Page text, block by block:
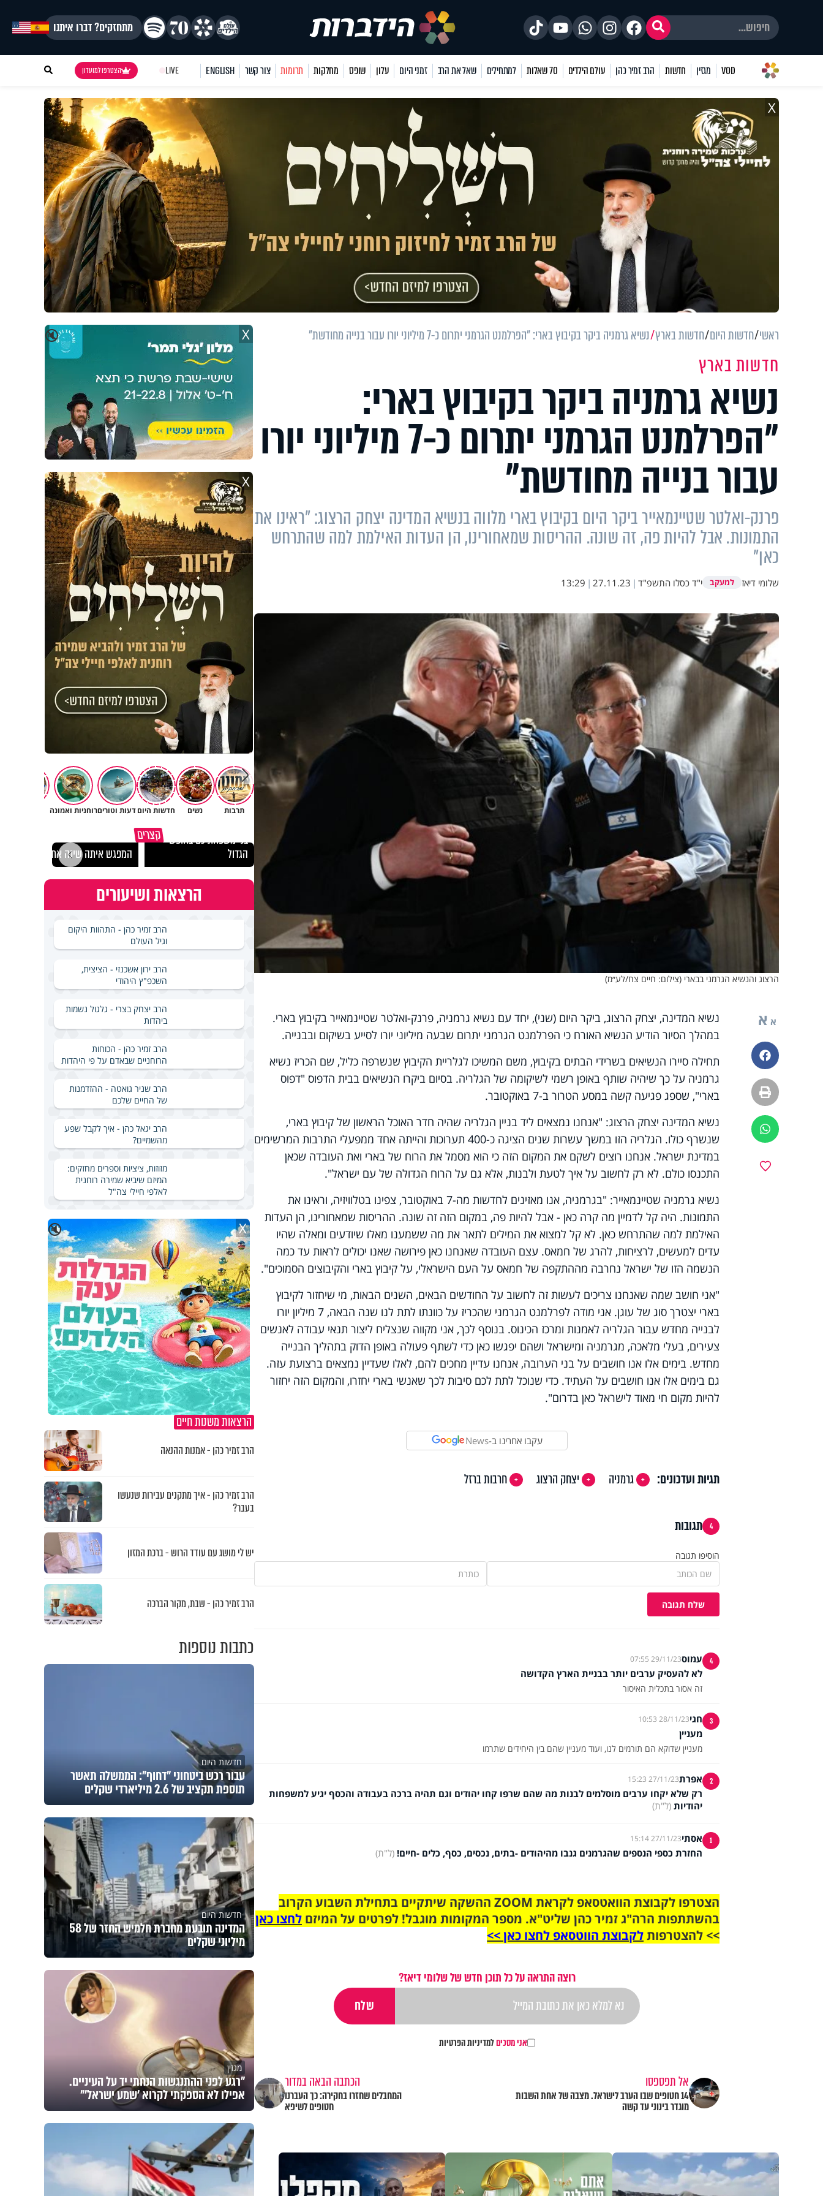
מתחזקים? דברו איתנו
VOD מגזין חדשות הרב זמיר כהן עולם הילדים 70 שאלות למתחילים שאל את הרב זמני היום עלון שופס מחלקות תרומות צור קשר ENGLISH
LIVE הצטרפו למועדון
X
ראשי חדשות היום חדשות בארץ נשיא גרמניה ביקר בקיבוץ בארי: "הפרלמנט הגרמני יתרום כ-7 מיליוני יורו עבור בנייה מחודשת"
חדשות בארץ
נשיא גרמניה ביקר בקיבוץ בארי:
"הפרלמנט הגרמני יתרום כ-7 מיליוני יורו
עבור בנייה מחודשת"
פרנק-ואלטר שטיינמאייר ביקר היום בקיבוץ בארי מלווה בנשיא המדינה יצחק הרצוג: "ראינו את
התמונות. אבל להיות פה, זה שונה. ההריסות שמאחורינו, הן העדות האילמת למה שהתרחש
כאן"
שלומי דיאז למעקב י"ד כסלו התשפ"ד |
27.11.23
|
13:29
הרצוג והנשיא הגרמני בבארי (צילום: חיים צח/לע״מ)
א א
פייסבוק
הדפסה
ווטסאפ
נשיא המדינה, יצחק הרצוג, ביקר היום (שני), יחד עם נשיא גרמניה, פרנק-ואלטר שטיינמאייר בקיבוץ בארי.
במהלך הסיור הודיע הנשיא האורח כי הפרלמנט הגרמני יתרום שבעה מיליוני יורו לסייע בשיקום ובבנייה.
תחילה סיירו הנשיאים בשרידי הבתים בקיבוץ, משם המשיכו לגלריית הקיבוץ שנשרפה כליל, שם הכריז נשיא
גרמניה על כך שיהיה שותף באופן רשמי לשיקומה של הגלריה. בסיום ביקרו הנשיאים בבית הדפוס "דפוס
בארי", שספג פגיעה קשה במסע הטרור ב-7 באוקטובר.
נשיא המדינה יצחק הרצוג: "אנחנו נמצאים ליד בניין הגלריה שהיה חדר האוכל הראשון של קיבוץ בארי,
שנשרף כולו. הגלריה הזו במשך עשרות שנים הציגה כ-400 תערוכות והייתה אחד ממפעלי התרבות המרשימים
במדינת ישראל. אנחנו רוצים לשקם את המקום הזה כי הוא מסמל את הרוח של בארי ואת העובדה שכאן
התכנסו כולם. לא רק לחשוב על איך לטעת ולבנות, אלא גם על הרוח הגדולה של עם ישראל".
נשיא גרמניה שטיינמאייר: "בגרמניה, אנו מאזינים לחדשות מה-7 באוקטובר, צפינו בטלוויזיה, וראינו את
התמונות. היה קל לדמיין מה קרה כאן - אבל להיות פה, במקום הזה זה שונה. ההריסות שמאחורינו, הן העדות
האילמת למה שהתרחש כאן. לא קל למצוא את המילים לתאר את מה ששמענו מאלו שיודעים ומאלה שהיו
עדים למעשים, לרציחות, להרג של חמאס. עצם העובדה שאנחנו כאן פירושה שאנו יכולים לראות עד כמה
הנשמה הזו של ישראל נחרבה מההתקפה של חמאס על העם הישראלי, על קיבוץ בארי והקיבוצים הסמוכים".
"אני חושב שמה שאנחנו צריכים לעשות זה לחשוב על החודשים הבאים, השנים הבאות, מי שיחזור לקיבוץ
בארי יצטרך סוג של עוגן. אני מודה לפרלמנט הגרמני שהכריז על כוונתו לתת לנו שנה הבאה, 7 מיליון יורו
לבנייה מחדש עבור הגלריה לאמנות ומרכז הכינוס. בנוסף לכך, אני מקווה שנצליח ליצור תנאי עבודה לאנשים
צעירים, בעלי מלאכה, מגרמניה ומישראל ושהם יפגשו כאן כדי לשתף פעולה באופן הדוק בתהליך הבנייה
מחדש. בימים אלו אנו חושבים על בני הערובה, אנחנו עדיין מחכים להם, לאלו שעדיין נמצאים ברצועת עזה.
גם בימים אלו אנו חושבים על העתיד. כדי שנוכל לתת לכם סיבות לכך שאנשי בארי יחזרו, והמקום הזה יחזור
להיות מקום חי מאוד לישראל כאן בדרום".
עקבו אחרינו ב-News
תגיות ועדכונים: גרמניה יצחק הרצוג חרבות ברזל
4 תגובות
הוסיפו תגובה
שלח תגובה
4 עמוס29/11/23 07:55
לא להעסיק ערבים יותר בבניית הארץ הקדושה
זה אסור בתכלית האיסור
3 חגי28/11/23 10:53
מעניין
מעניין שדוקא הם תורמים לנו, ועוד מעניין שהם בין היחידים שתרמו
2 אפרת27/11/23 15:23
רק שלא יקחו ערבים מוסלמים לבנות מה שהם שרפו קחו יהודים וגם תהיה ברכה בעבודה והכסף יגיע למשפחות
יהודיות (ל"ת)
1 אסתי27/11/23 15:14
החזרת כספי הנספים שהגרמנים גנבו מהיהודים -בתים, נכסים, כסף, כלים -חיים! (ל"ת)
הצטרפו לקבוצת הוואטסאפ לקראת ZOOM ההשקה שיתקיים בתחילת השבוע הקרוב
בהשתתפות הרה"ג זמיר כהן שליט"א. מספר המקומות מוגבל! לפרטים על המיזם לחצו כאן
>> להצטרפותלקבוצת הווטסאפ לחצו כאן >>
רוצה התראה על כל תוכן חדש של שלומי דיאז?
אני מסכיםלמדיניות הפרטיות
אל תפספסו
14 חטופים שבו הערב לישראל. מצבה של אחת השבות
מוגדר בינוני עד קשה
הכתבה הבאה במדור
המחבלים שחזרו בחקירה: כך העברנו
חטופים לשיפא
🔇 X
X
תרבות נשים חדשות היוםדעות וטוריםרוחניות ואמונה
קצרים
כך תשמרו על עצמכם ועל
בני משפחתיכם בחופש
הגדול
המפגש איתה שינה את חיי
הרצאות ושיעורים
הרב זמיר כהן - התהוות היקום
וגיל העולם
הרב ירון אשכנזי - הציצית,
השכפ"ץ היהודי
הרב יצחק בצרי - גלגול נשמות
ביהדות
הרב זמיר כהן - הכוחות
הרוחניים שבאדם על פי היהדות
הרב שניר גואטה - ההזדמנות
של החיים שלכם
הרב יגאל כהן - איך לקבל שפע
מהשמיים?
מזוזות, ציציות וספרים מחזקים:
המיזם שיביא שמירה רוחנית
לאלפי חיילי צה"ל
🔇 X
הרצאות משנות חיים
הרב זמיר כהן - אמנות ההנאה
הרב זמיר כהן - איך מתקנים עבירות שנעשו
בעבר?
יש לי מושג עם עודד הרוש - ברכת המזון
הרב זמיר כהן - שבת, מקור הברכה
כתבות נוספות
חדשות היום
עבור רכש ביטחוני "דחוף": הממשלה תאשר
תוספת תקציב של 2.6 מיליארדי שקלים
חדשות היום
המדינה תובעת מחברת חלמיש החזר של 58
מיליוני שקלים
מגזין
"רגע לפני ההתנגשות הנחתי יד על העיניים.
אפילו לא הספקתי לקרוא 'שמע ישראל'"